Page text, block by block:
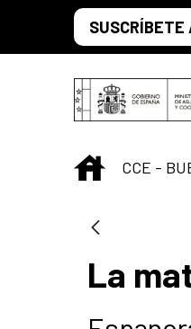
Saltar al contenidoSUSCRÍBETE
INICIO
CCE -
La